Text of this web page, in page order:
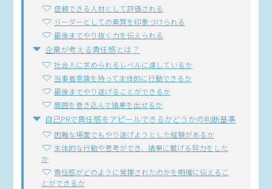
信頼できる人材として評価される
リーダーとしての素質を印象づけられる
最後までやり抜く力を伝えられる
企業が考える責任感とは？
社会人に求められるレベルに達しているか
当事者意識を持って主体的に行動できるか
最後までやり遂げることができるか
周囲を巻き込んで結果を出せるか
自己PRで責任感をアピールできるかどうかの判断基準
困難な場面でもやり遂げようとした経験があるか
主体的な行動や思考ができ、結果に繋げる努力をした
か
責任感がどのように発揮されたのかを明確に伝えるこ
とができるか